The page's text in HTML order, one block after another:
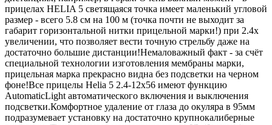
прицелах HELIA 5 светящаяся точка имеет маленький угловой
размер - всего 5.8 см на 100 м (точка почти не выходит за
габарит горизонтальной нитки прицельной марки!) при 2.4x
увеличении, что позволяет вести точную стрельбу даже на
достаточно большие дистанции!Немаловажный факт - за счёт
специальной технологии изготовления мембраны марки,
прицельная марка прекрасно видна без подсветки на черном
фоне!Все прицелы Helia 5 2.4-12x56 имеют функцию
AutomaticLight автоматического включения и выключения
подсветки.Комфортное удаление от глаза до окуляра в 95мм
подразумевает установку на достаточно крупнокалиберные